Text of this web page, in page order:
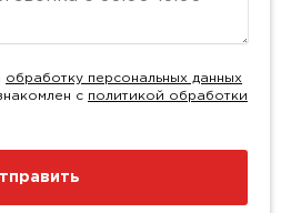
обработку персональных данных
с политикой обработки